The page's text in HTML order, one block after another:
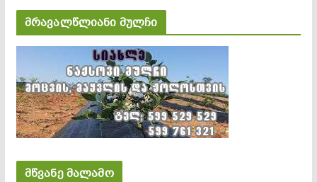
მრავალწლიანი მულჩი
მწვანე მალამო